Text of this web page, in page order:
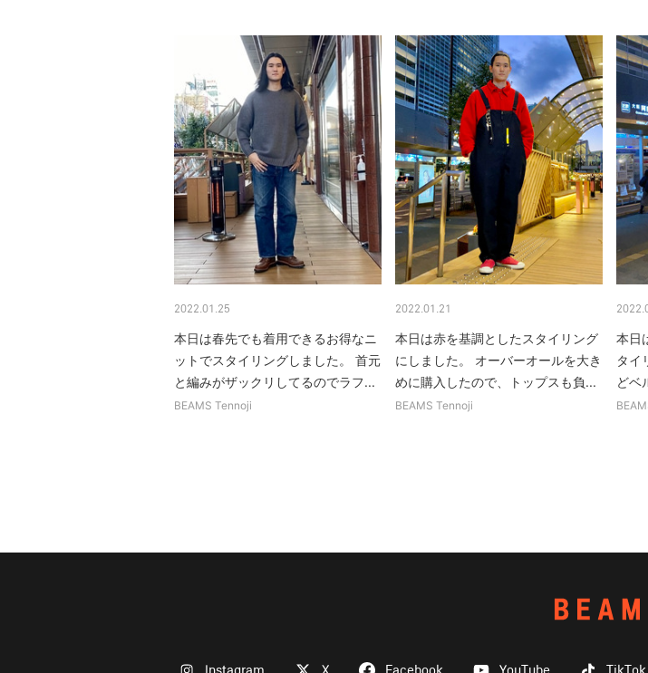
2022.01.25
本日は春先でも着用できるお得なニ
ットでスタイリングしました。 首元
と編みがザックリしてるのでラフ...
BEAMS Tennoji
2022.01.21
本日は赤を基調としたスタイリング
にしました。 オーバーオールを大き
めに購入したので、トップスも負...
BEAMS Tennoji
本日
タイ
どベ